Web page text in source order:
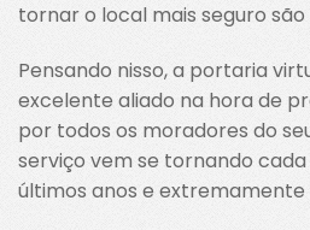
tornar o local mais seguro são
Pensando nisso, a portaria
excelente aliado na hora de
por todos os moradores do
serviço vem se tornando
últimos anos e extremamente